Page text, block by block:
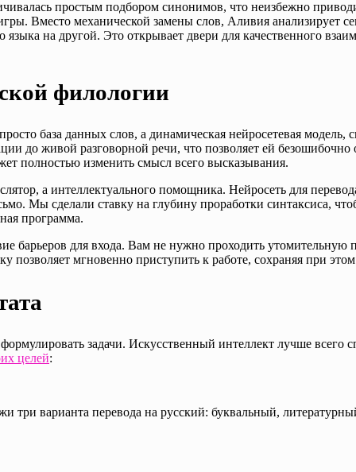
простым подбором синонимов, что неизбежно
Вместо механической замены слов, Аливия анализирует
языка на другой. Это открывает двери для качественного
филологии
база данных слов, а динамическая нейросетевая
до живой разговорной речи, что позволяет ей безошибочно
полностью изменить смысл всего высказывания.
а интеллектуального помощника. Нейросеть для
Мы сделали ставку на глубину проработки синтаксиса,
программа.
барьеров для входа. Вам не нужно проходить утомительную
позволяет мгновенно приступить к работе, сохраняя при
задачи. Искусственный интеллект лучше всего
целей:
варианта перевода на русский: буквальный,